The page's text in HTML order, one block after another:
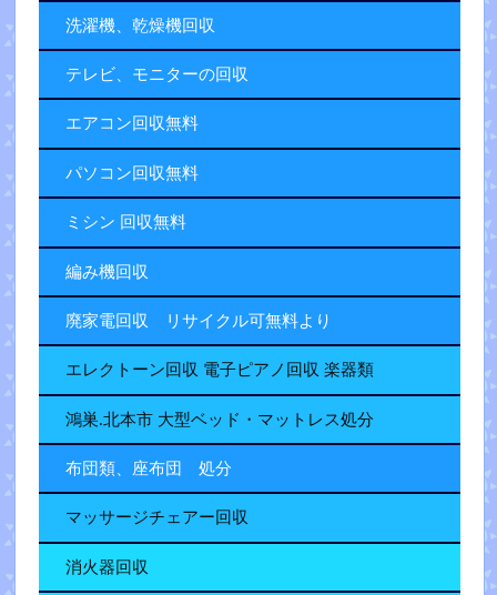
洗濯機、乾燥機回収
テレビ、モニターの回収
エアコン回収無料
パソコン回収無料
ミシン 回収無料
編み機回収
廃家電回収 リサイクル可無料より
エレクトーン回収 電子ピアノ回収 楽器類
鴻巣.北本市 大型ベッド・マットレス処分
布団類、座布団 処分
マッサージチェアー回収
消火器回収